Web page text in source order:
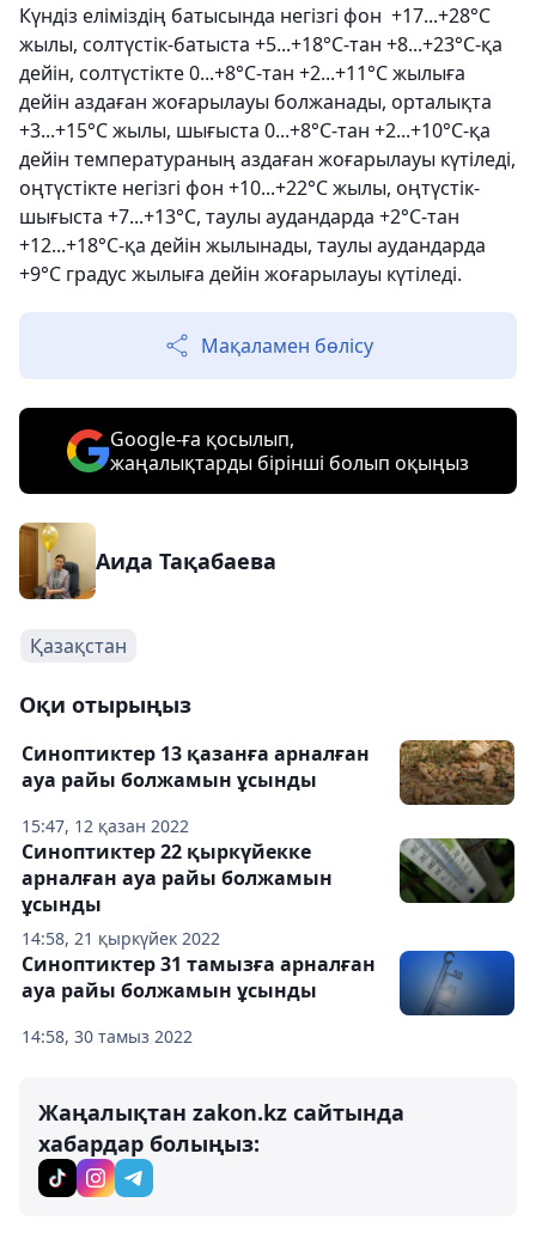
Күндіз еліміздің батысында негізгі фон +17...+28°C
жылы, солтүстік-батыста +5...+18°C-тан +8...+23°C-қа
дейін, солтүстікте 0...+8°C-тан +2...+11°C жылыға
дейін аздаған жоғарылауы болжанады, орталықта
+3...+15°C жылы, шығыста 0...+8°C-тан +2...+10°C-қа
дейін температураның аздаған жоғарылауы күтіледі,
оңтүстікте негізгі фон +10...+22°C жылы, оңтүстік-
шығыста +7...+13°C, таулы аудандарда +2°C-тан
+12...+18°C-қа дейін жылынады, таулы аудандарда
+9°C градус жылыға дейін жоғарылауы күтіледі.
Мақаламен бөлісу
Google-ға қосылып,
жаңалықтарды бірінші болып оқыңыз
Аида Тақабаева
Қазақстан
Оқи отырыңыз
15:47, 12 қазан 2022
Синоптиктер 13 қазанға арналған
ауа райы болжамын ұсынды
14:58, 21 қыркүйек 2022
Синоптиктер 22 қыркүйекке
арналған ауа райы болжамын
ұсынды
14:58, 30 тамыз 2022
Синоптиктер 31 тамызға арналған
ауа райы болжамын ұсынды
Жаңалықтан zakon.kz сайтында
хабардар болыңыз: